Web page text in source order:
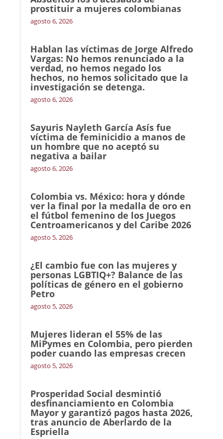
prostituir a mujeres colombianas
agosto 6, 2026
Hablan las víctimas de Jorge Alfredo
Vargas: No hemos renunciado a la
verdad, no hemos negado los
hechos, no hemos solicitado que la
investigación se detenga.
agosto 6, 2026
Sayuris Nayleth García Asís fue
víctima de feminicidio a manos de
un hombre que no aceptó su
negativa a bailar
agosto 6, 2026
Colombia vs. México: hora y dónde
ver la final por la medalla de oro en
el fútbol femenino de los Juegos
Centroamericanos y del Caribe 2026
agosto 5, 2026
¿El cambio fue con las mujeres y
personas LGBTIQ+? Balance de las
políticas de género en el gobierno
Petro
agosto 5, 2026
Mujeres lideran el 55% de las
MiPymes en Colombia, pero pierden
poder cuando las empresas crecen
agosto 5, 2026
Prosperidad Social desmintió
desfinanciamiento en Colombia
Mayor y garantizó pagos hasta 2026,
tras anuncio de Aberlardo de la
Espriella